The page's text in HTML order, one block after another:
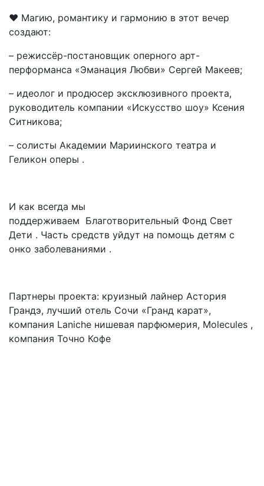
❤️ Магию, романтику и гармонию в этот вечер
создают:
– режиссёр-постановщик оперного арт-
перформанса «Эманация Любви» Сергей Макеев;
– идеолог и продюсер эксклюзивного проекта,
руководитель компании «Искусство шоу» Ксения
Ситникова;
– солисты Академии Мариинского театра и
Геликон оперы .
И как всегда мы
поддерживаем Благотворительный Фонд Свет
Дети . Часть средств уйдут на помощь детям с
онко заболеваниями .
Партнеры проекта: круизный лайнер Астория
Грандэ, лучший отель Сочи «Гранд карат»,
компания Laniche нишевая парфюмерия, Molecules ,
компания Точно Кофе